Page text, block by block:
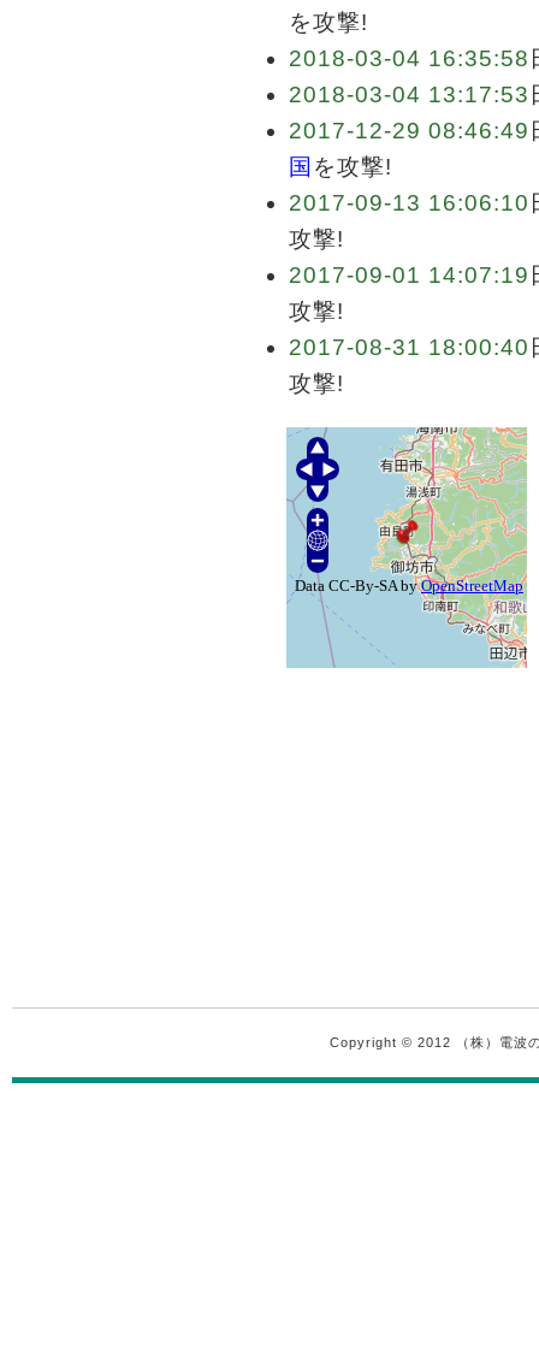
を攻撃!
2018-03-04 16:35:58
2018-03-04 13:17:53
2017-12-29 08:46:49
国 を攻撃!
2017-09-13 16:06:10
攻撃!
2017-09-01 14:07:19
攻撃!
2017-08-31 18:00:40
攻撃!
Copyright © 2012 （株）電波